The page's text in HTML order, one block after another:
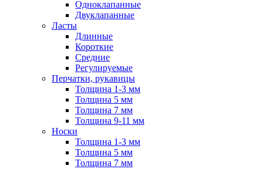
Одноклапанные
Двуклапанные
Ласты
Длинные
Короткие
Средние
Регулируемые
Перчатки, рукавицы
Толщина 1-3 мм
Толщина 5 мм
Толщина 7 мм
Толщина 9-11 мм
Носки
Толщина 1-3 мм
Толщина 5 мм
Толщина 7 мм